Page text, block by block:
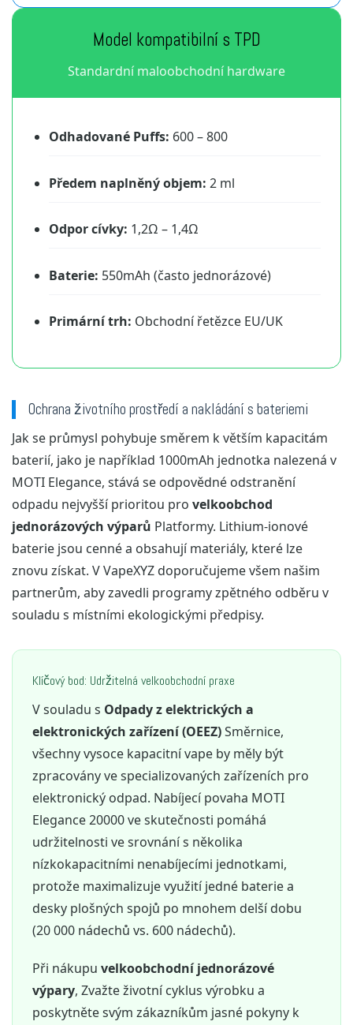
Model kompatibilní s TPD
Standardní maloobchodní hardware
Odhadované Puffs: 600 – 800
Předem naplněný objem: 2 ml
Odpor cívky: 1,2Ω – 1,4Ω
Baterie: 550mAh (často jednorázové)
Primární trh: Obchodní řetězce EU/UK
Ochrana životního prostředí a nakládání s bateriemi
Jak se průmysl pohybuje směrem k větším kapacitám
baterií, jako je například 1000mAh jednotka nalezená v
MOTI Elegance, stává se odpovědné odstranění
odpadu nejvyšší prioritou pro velkoobchod
jednorázových výparů Platformy. Lithium-ionové
baterie jsou cenné a obsahují materiály, které lze
znovu získat. V VapeXYZ doporučujeme všem našim
partnerům, aby zavedli programy zpětného odběru v
souladu s místními ekologickými předpisy.
Klíčový bod: Udržitelná velkoobchodní praxe
V souladu s Odpady z elektrických a
elektronických zařízení (OEEZ)Směrnice,
všechny vysoce kapacitní vape by měly být
zpracovány ve specializovaných zařízeních pro
elektronický odpad. Nabíjecí povaha MOTI
Elegance 20000 ve skutečnosti pomáhá
udržitelnosti ve srovnání s několika
nízkokapacitními nenabíjecími jednotkami,
protože maximalizuje využití jedné baterie a
desky plošných spojů po mnohem delší dobu
(20 000 nádechů vs. 600 nádechů).
Při nákupu velkoobchodní jednorázové
výpary, Zvažte životní cyklus výrobku a
poskytněte svým zákazníkům jasné pokyny k